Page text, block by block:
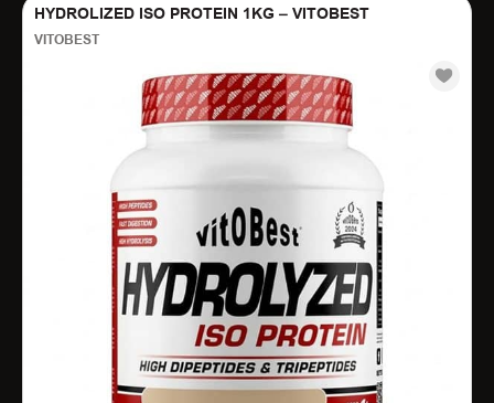
HYDROLIZED ISO PROTEIN 1KG – VITOBEST
VITOBEST